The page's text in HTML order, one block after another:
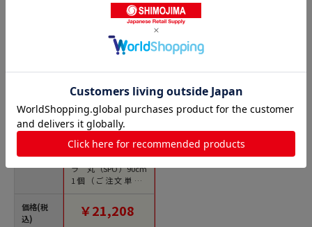
スパチュラの人気商品との比較
商品名
価格(税
込)
ハイテク・スパテ
ラ 丸（SPO）90cm
1個（ご注文単位1
個）【直送品】
￥21,208